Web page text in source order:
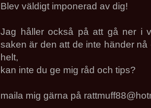
Blev väldigt imponerad av dig!
Jag håller också på att gå ner i
saken är den att de inte händer
helt,
kan inte du ge mig råd och tips?
maila mig gärna på